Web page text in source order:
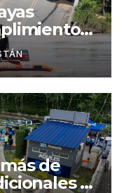
puente
en
de
a